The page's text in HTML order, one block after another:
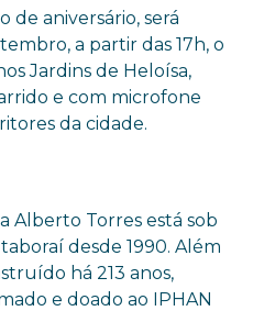
de aniversário, será
a partir das 17h, o
Jardins de Heloísa,
e com microfone
da cidade.
Alberto Torres está sob
desde 1990. Além
há 213 anos,
e doado ao IPHAN